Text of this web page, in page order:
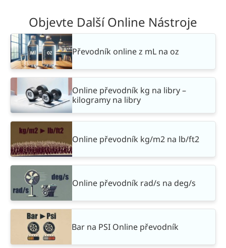
Objevte Další Online Nástroje
Převodník online z mL na oz
Online převodník kg na libry –
kilogramy na libry
Online převodník kg/m2 na lb/ft2
Online převodník rad/s na deg/s
Bar na PSI Online převodník